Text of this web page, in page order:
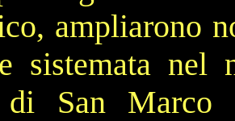
, ampliarono
sistemata nel
di San Marco